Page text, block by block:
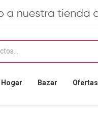
Hogar Bazar Ofertas